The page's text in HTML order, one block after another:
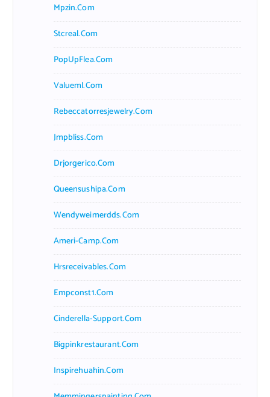
Mpzin.com
Stcreal.com
PopUpFlea.com
Valueml.com
Rebeccatorresjewelry.com
Jmpbliss.com
Drjorgerico.com
Queensushipa.com
Wendyweimerdds.com
Ameri-Camp.com
Hrsreceivables.com
Empconst1.com
Cinderella-Support.com
Bigpinkrestaurant.com
Inspirehuahin.com